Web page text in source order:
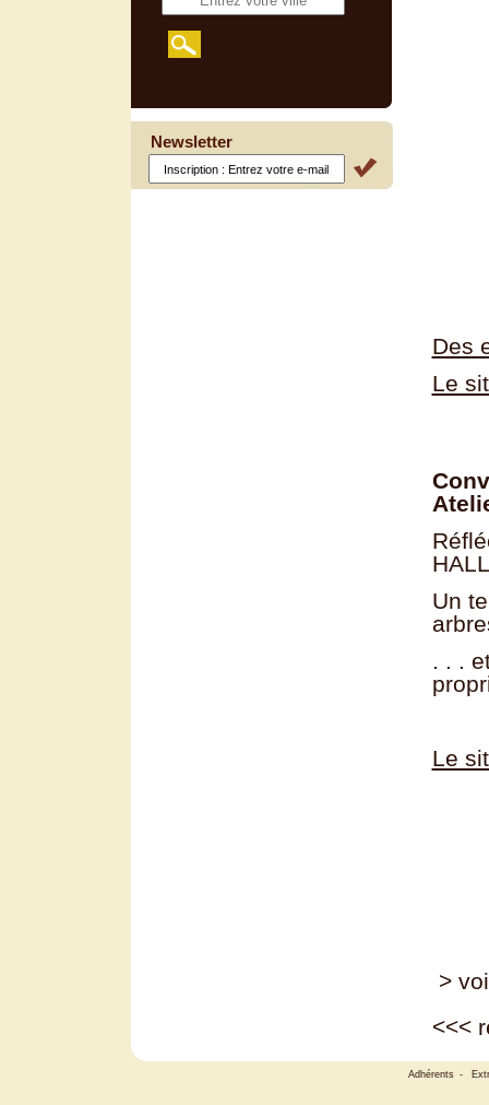
Des
Le
Un
. . .
Le
>
<<<
Newsletter
Adhérents -